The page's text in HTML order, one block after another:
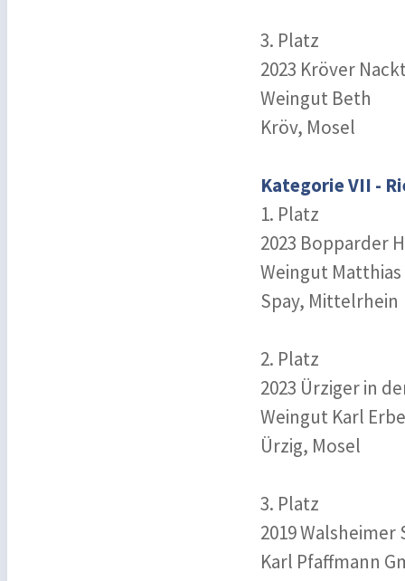
3. Platz
2023 Kröver
Weingut Beth
Kröv, Mosel
Kategorie VII -
1. Platz
2023 Bopparder
Weingut
Spay, Mittelrhein
2. Platz
2023 Ürziger in
Weingut Karl
Ürzig, Mosel
3. Platz
2019
Karl Pfaffmann